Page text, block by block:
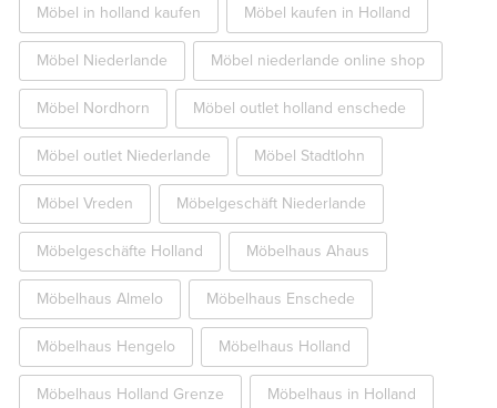
Möbel in holland kaufen Möbel kaufen in Holland
Möbel Niederlande Möbel niederlande online shop
Möbel Nordhorn Möbel outlet holland enschede
Möbel outlet Niederlande Möbel Stadtlohn
Möbel Vreden Möbelgeschäft Niederlande
Möbelgeschäfte Holland Möbelhaus Ahaus
Möbelhaus Almelo Möbelhaus Enschede
Möbelhaus Hengelo Möbelhaus Holland
Möbelhaus Holland Grenze Möbelhaus in Holland